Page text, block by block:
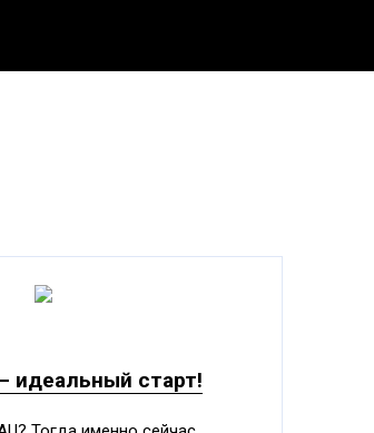
идеальный старт!